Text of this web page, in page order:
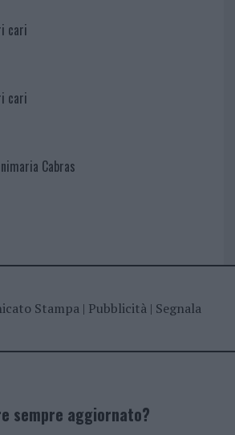
cari
cari
Cabras
Stampa| Pubblicità| Segnala
sempre aggiornato?